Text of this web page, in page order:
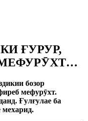
ҒУРУР,
бозор
мефурӯхт.
Ғулғулае ба
мехарид.